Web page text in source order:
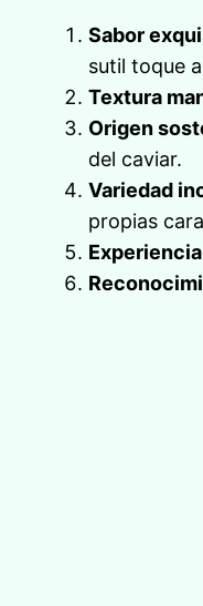
Sabor
sutil toque
Textura
Origen
del caviar.
Variedad
propias